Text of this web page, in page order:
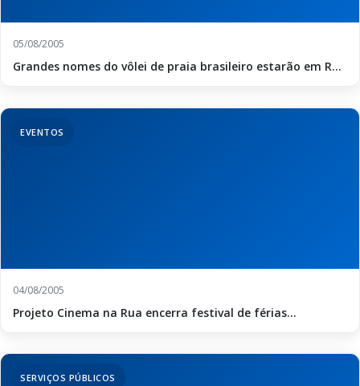
05/08/2005
Grandes nomes do vôlei de praia brasileiro estarão em R...
EVENTOS
04/08/2005
Projeto Cinema na Rua encerra festival de férias...
SERVIÇOS PÚBLICOS